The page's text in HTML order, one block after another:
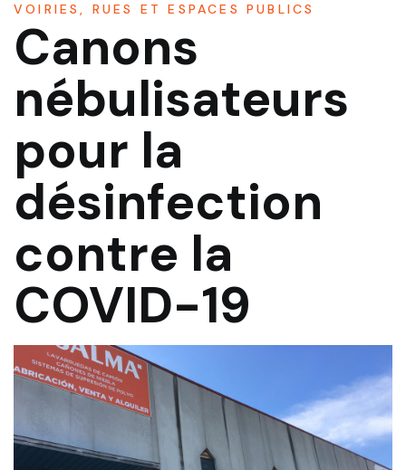
VOIRIES, RUES ET ESPACES PUBLICS
Canons
nébulisateurs
pour la
désinfection
contre la
COVID-19